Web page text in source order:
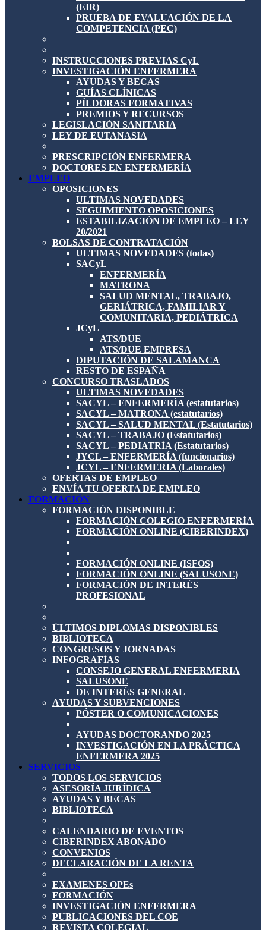
(EIR)
PRUEBA DE EVALUACIÓN DE LA
COMPETENCIA (PEC)
INSTRUCCIONES PREVIAS CyL
INVESTIGACIÓN ENFERMERA
AYUDAS Y BECAS
GUÍAS CLÍNICAS
PÍLDORAS FORMATIVAS
PREMIOS Y RECURSOS
LEGISLACIÓN SANITARIA
LEY DE EUTANASIA
PRESCRIPCIÓN ENFERMERA
DOCTORES EN ENFERMERÍA
EMPLEO
OPOSICIONES
ULTIMAS NOVEDADES
SEGUIMIENTO OPOSICIONES
ESTABILIZACIÓN DE EMPLEO – LEY
20/2021
BOLSAS DE CONTRATACIÓN
ULTIMAS NOVEDADES (todas)
SACyL
ENFERMERÍA
MATRONA
SALUD MENTAL, TRABAJO,
GERIÁTRICA, FAMILIAR Y
COMUNITARIA, PEDIÁTRICA
JCyL
ATS/DUE
ATS/DUE EMPRESA
DIPUTACIÓN DE SALAMANCA
RESTO DE ESPAÑA
CONCURSO TRASLADOS
ULTIMAS NOVEDADES
SACYL – ENFERMERÍA (estatutarios)
SACYL – MATRONA (estatutarios)
SACYL – SALUD MENTAL (Estatutarios)
SACYL – TRABAJO (Estatutarios)
SACYL – PEDIATRÍA (Estatutarios)
JYCL – ENFERMERÍA (funcionarios)
JCYL – ENFERMERIA (Laborales)
OFERTAS DE EMPLEO
ENVÍA TU OFERTA DE EMPLEO
FORMACIÓN
FORMACIÓN DISPONIBLE
FORMACIÓN COLEGIO ENFERMERÍA
FORMACIÓN ONLINE (CIBERINDEX)
FORMACIÓN ONLINE (ISFOS)
FORMACIÓN ONLINE (SALUSONE)
FORMACIÓN DE INTERÉS
PROFESIONAL
ÚLTIMOS DIPLOMAS DISPONIBLES
BIBLIOTECA
CONGRESOS Y JORNADAS
INFOGRAFÍAS
CONSEJO GENERAL ENFERMERIA
SALUSONE
DE INTERÉS GENERAL
AYUDAS Y SUBVENCIONES
PÓSTER O COMUNICACIONES
AYUDAS DOCTORANDO 2025
INVESTIGACIÓN EN LA PRÁCTICA
ENFERMERA 2025
SERVICIOS
TODOS LOS SERVICIOS
ASESORÍA JURÍDICA
AYUDAS Y BECAS
BIBLIOTECA
CALENDARIO DE EVENTOS
CIBERINDEX ABONADO
CONVENIOS
DECLARACIÓN DE LA RENTA
EXAMENES OPEs
FORMACIÓN
INVESTIGACIÓN ENFERMERA
PUBLICACIONES DEL COE
REVISTA COLEGIAL